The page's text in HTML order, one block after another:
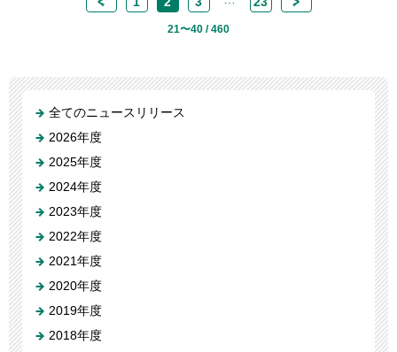
21〜40 / 460
全てのニュースリリース
2026年度
2025年度
2024年度
2023年度
2022年度
2021年度
2020年度
2019年度
2018年度